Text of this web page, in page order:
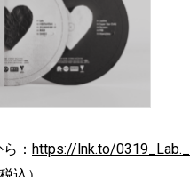
： https://lnk.to/